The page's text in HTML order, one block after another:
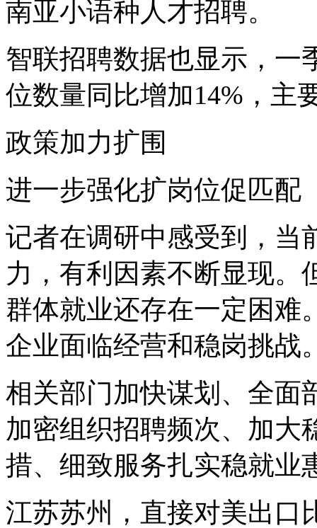
南亚小语种人才招聘。
智联招聘数据也显示，一
位数量同比增加14%，主
政策加力扩围
进一步强化扩岗位促匹配
记者在调研中感受到，当
力，有利因素不断显现。
群体就业还存在一定困难
企业面临经营和稳岗挑战
相关部门加快谋划、全面
加密组织招聘频次、加大
措、细致服务扎实稳就业
江苏苏州，直接对美出口